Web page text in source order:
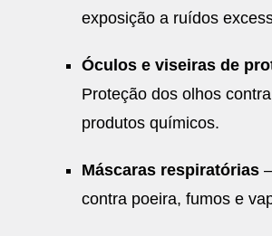
exposição a ruídos
Óculos e viseiras de
Proteção dos olhos
produtos químicos.
Máscaras respiratórias
contra poeira, fumos e